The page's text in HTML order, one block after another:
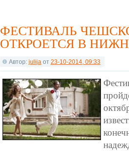
ФЕСТИВАЛЬ
ОТКРОЕТСЯ В
Автор: julija от 23-10-2014, 09:33